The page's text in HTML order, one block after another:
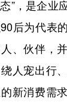
”，是企
后为代表
、伙伴，
人宠出行
新消费需